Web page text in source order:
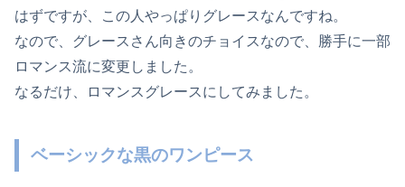
はずですが、この人やっぱりグレースなんですね。
なので、グレースさん向きのチョイスなので、勝手に一部
ロマンス流に変更しました。
なるだけ、ロマンスグレースにしてみました。
ベーシックな黒のワンピース